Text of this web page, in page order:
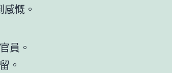
慨。
員。
。